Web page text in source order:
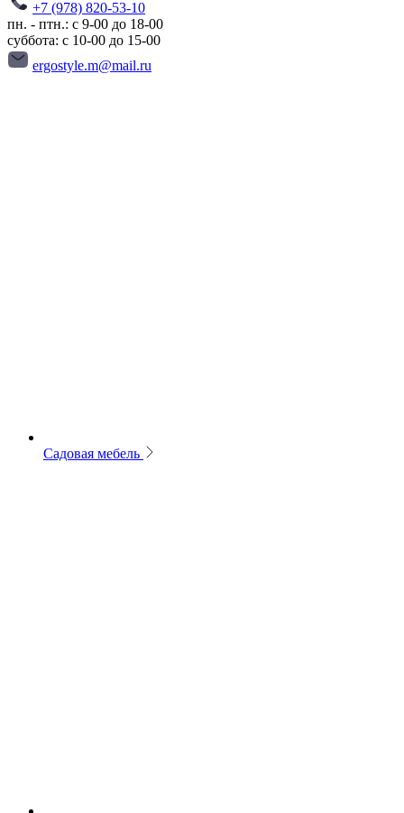
+7 (978) 820-53-10
пн. - птн.: с 9-00 до 18-00
суббота: с 10-00 до 15-00
ergostyle.m@mail.ru
Садовая мебель